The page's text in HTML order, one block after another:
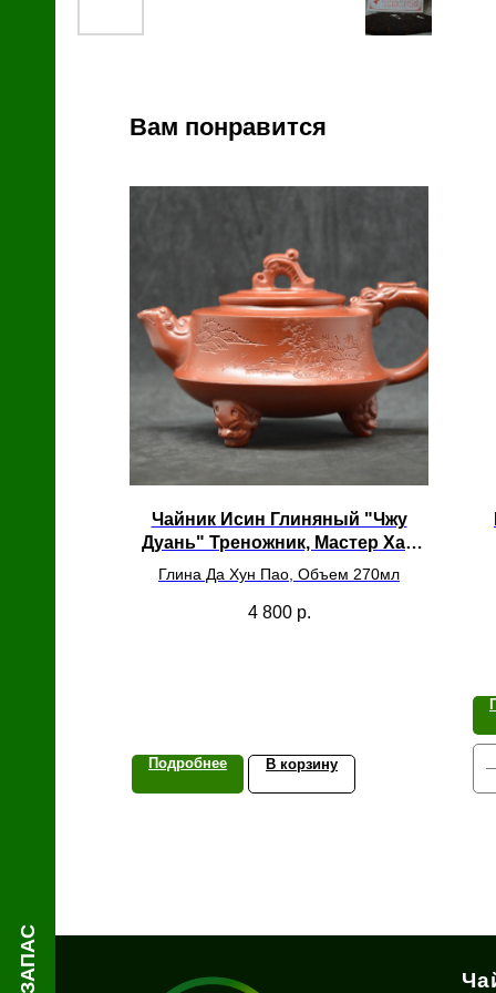
Вам понравится
Чайник Исин Глиняный "Чжу
Дуань" Треножник, Мастер Хао
Тунтун
Глина Да Хун Пао, Объем 270мл
4 800 р.
Подробнее В корзину